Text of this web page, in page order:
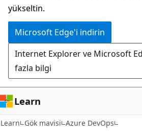
yükseltin.
Microsoft Edge'i indirin
Internet Explorer ve Microsoft
fazla bilgi
Learn
Learn Gök mavisi Azure DevOps